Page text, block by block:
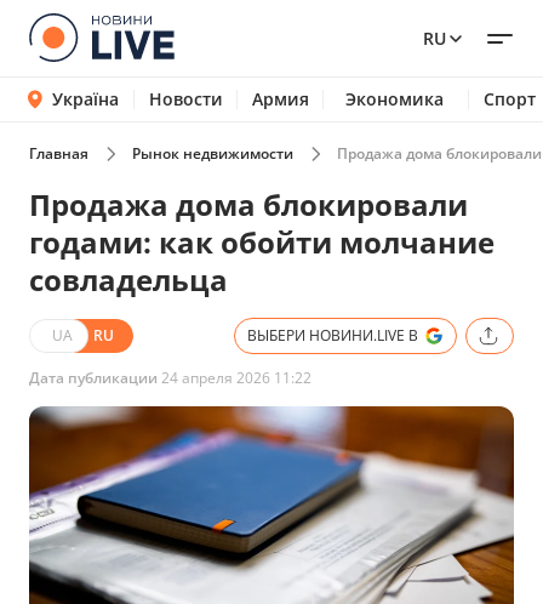
RU
Україна Новости Армия Экономика Спорт
Главная Рынок недвижимости Продажа дома
Продажа дома блокировали
годами: как обойти молчание
совладельца
UA RU ВЫБЕРИ НОВИНИ.LIVE В
Дата публикации 24 апреля 2026 11:22